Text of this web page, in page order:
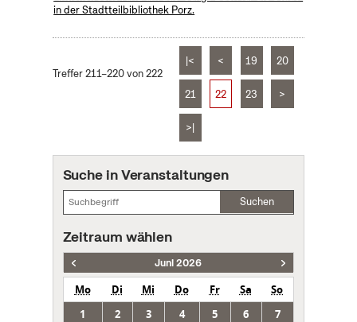
in der Stadtteilbibliothek Porz.
Treffer 211–220 von 222
|< < 19 20
21 22 23 >
>|
Suche in Veranstaltungen
Suchen
Zeitraum wählen
Juni 2026
Mo Di Mi Do Fr Sa
So
1
2 3 4 5 6
7